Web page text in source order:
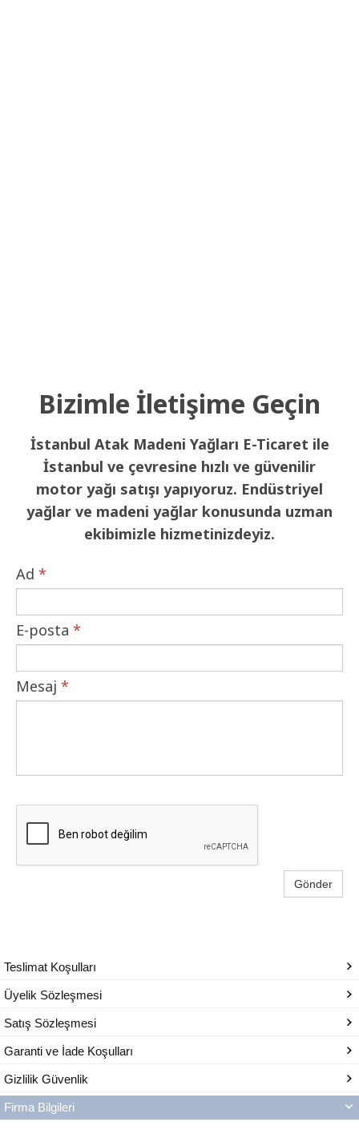
Bizimle İletişime Geçin
İstanbul Atak Madeni Yağları E-Ticaret ile
İstanbul ve çevresine hızlı ve güvenilir
motor yağı satışı yapıyoruz. Endüstriyel
yağlar ve madeni yağlar konusunda uzman
ekibimizle hizmetinizdeyiz.
Ad *
E-posta *
Mesaj *
Gönder
Teslimat Koşulları
Üyelik Sözleşmesi
Satış Sözleşmesi
Garanti ve İade Koşulları
Gizlilik Güvenlik
Firma Bilgileri